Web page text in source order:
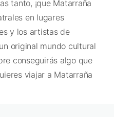
tanto, ¡que Matarraña
en lugares
y los artistas de
original mundo cultural
conseguirás algo que
viajar a Matarraña